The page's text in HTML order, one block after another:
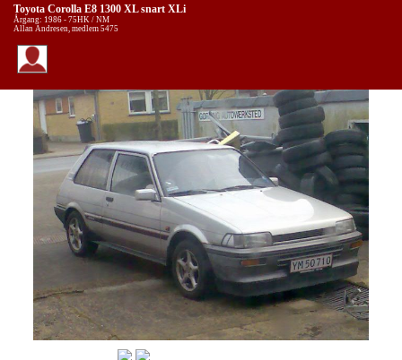
Toyota Corolla E8 1300 XL snart XLi
Årgang: 1986 - 75HK / NM
Allan Andresen, medlem 5475